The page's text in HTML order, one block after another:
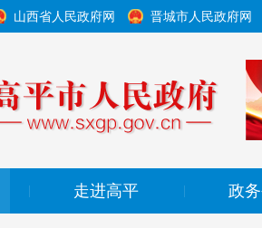
山西省人民政府网 晋城市人民政府网
走进高平 政